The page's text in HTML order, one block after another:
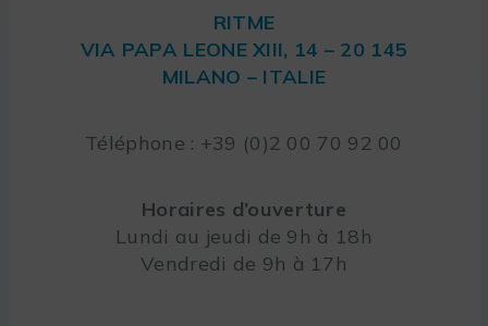
RITME
VIA PAPA LEONE XIII, 14 – 20 145
MILANO – ITALIE
Téléphone : +39 (0)2 00 70 92 00
Horaires d’ouverture
Lundi au jeudi de 9h à 18h
Vendredi de 9h à 17h